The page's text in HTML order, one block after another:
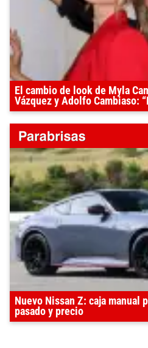
El cambio de look de Myla
Vázquez y Adolfo Cambiaso:
Nuevo Nissan Z: caja manual
pasado y precio